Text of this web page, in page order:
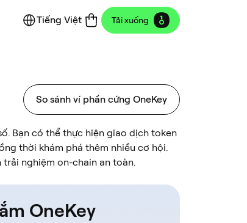
Tiếng Việt Tải xuống
So sánh ví phần cứng OneKey
Bạn có thể thực hiện giao dịch token
thời khám phá thêm nhiều cơ hội.
nghiệm on-chain an toàn.
OneKey